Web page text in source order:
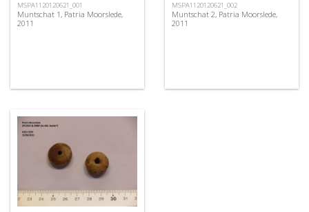
MSPA1120120621_001
Muntschat 1, Patria Moorslede,
2011
MSPA1120120621_002
Muntschat 2, Patria Moorslede,
2011